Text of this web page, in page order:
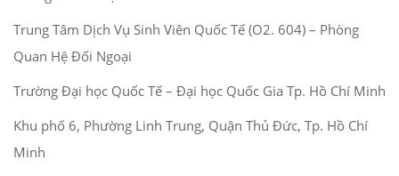
Trung Tâm Dịch Vụ Sinh Viên Quốc Tế (O2. 604) – Phòng
Quan Hệ Đối Ngoại
Trường Đại học Quốc Tế – Đại học Quốc Gia Tp. Hồ Chí Minh
Khu phố 6, Phường Linh Trung, Quận Thủ Đức, Tp. Hồ Chí
Minh